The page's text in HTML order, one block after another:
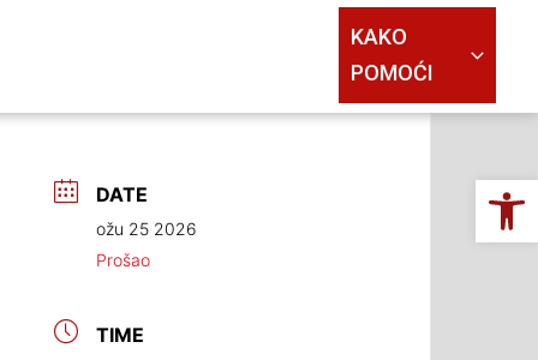
KAKO
POMOĆI
DATE
ožu 25 2026
Prošao
TIME